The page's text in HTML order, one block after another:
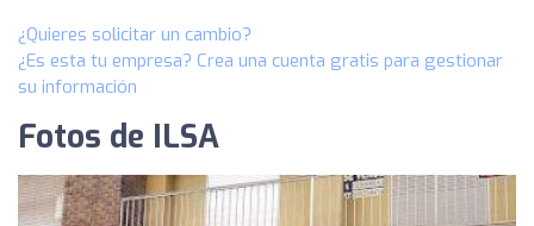
¿Quieres solicitar un cambio?
¿Es esta tu empresa? Crea una cuenta gratis para gestionar
su información
Fotos de ILSA